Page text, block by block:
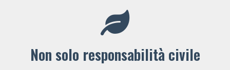
Non solo responsabilità civile